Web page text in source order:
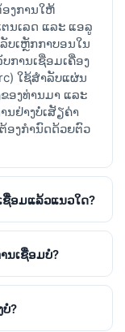
ງການໃຫ້
ນເລດ ແລະ ແອລູ
ບເຫຼັກກາບອນໃນ
ການເຊື່ອມເຄື່ອງ
ໃຊ້ສຳລັບແຜ່ນ
ອງທ່ານມາ ແລະ
ນຢ່າງບໍ່ເສັຽຄ່າ
ອງກຳນົດດ້ວຍຕົວ
ຊື່ອມແລ້ວແນວໃດ?
ນເຊື່ອມບໍ?
?